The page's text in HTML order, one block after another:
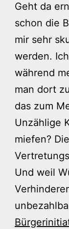
Geht da
schon die
mir sehr
werden.
während
man dort
das zum
Unzählige
miefen?
Und weil